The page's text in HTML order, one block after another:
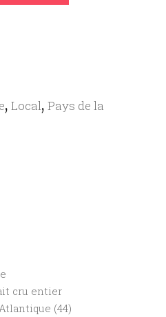
, Local, Pays de la
cru entier
(44)